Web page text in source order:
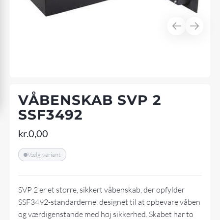
VÅBENSKAB SVP 2
SSF3492
kr.0,00
Vælg variant
SVP 2 er et større, sikkert våbenskab, der opfylder
SSF3492-standarderne, designet til at opbevarevåben
og værdigenstande med høj sikkerhed. Skabet har to